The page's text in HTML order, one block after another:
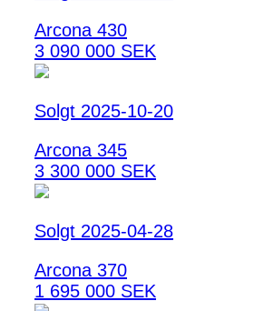
Arcona 430
3 090 000 SEK
Solgt 2025-10-20
Arcona 345
3 300 000 SEK
Solgt 2025-04-28
Arcona 370
1 695 000 SEK